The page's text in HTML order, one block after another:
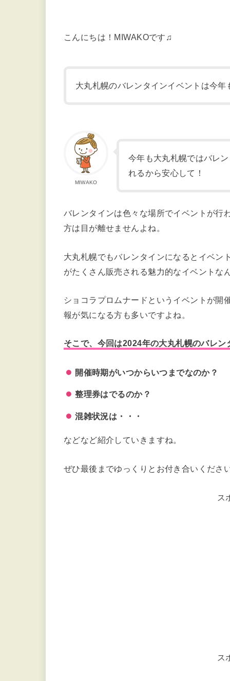
こんにちは！MIWAKOです♫
大丸札幌のバレンタインイベントは今年
MIWAKO
今年も大丸札幌ではバレ
れるから安心して！
バレンタインは色々な場所でイベントが行
方は目が離せませんよね。
大丸札幌でもバレンタインになるとイベン
がたくさん販売される魅力的なイベントな
ショコラプロムナードというイベントが開
報が気になる方も多いですよね。
そこで、今回は2024年の大丸札幌のバレン
開催時期がいつからいつまでなのか？
整理券はでるのか？
混雑状況は・・・
などなど紹介していきますね。
ぜひ最後までゆっくりとお付き合いくださ
ス
ス